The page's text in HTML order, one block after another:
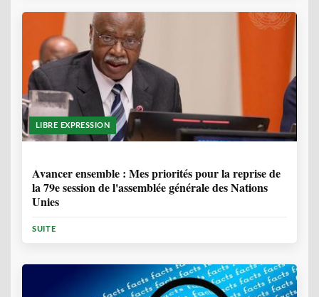
LIBRE EXPRESSION
Avancer ensemble : Mes priorités pour la reprise de
la 79e session de l'assemblée générale des Nations
Unies
SUITE